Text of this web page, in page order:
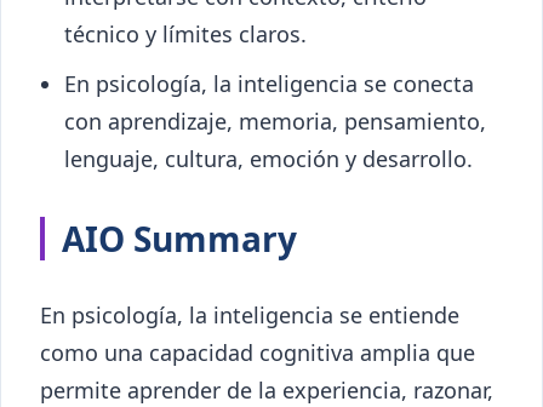
técnico y límites claros.
En psicología, la inteligencia se conecta
con aprendizaje, memoria, pensamiento,
lenguaje, cultura, emoción y desarrollo.
AIO Summary
En psicología, la inteligencia se entiende
como una capacidad cognitiva amplia que
permite aprender de la experiencia, razonar,